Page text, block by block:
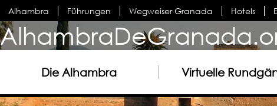
Alhambra Führungen Wegweiser Granada Hotels
Die Alhambra Virtuelle